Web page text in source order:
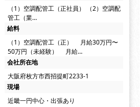
（1）空調配管工（正社員） （2）空調配
管工（業…
給料
（1）空調配管工（正） 月給30万円〜
50万円（未経験） 月給…
会社所在地
大阪府枚方市西招提町2233-1
現場
近畿一円中心・出張あり